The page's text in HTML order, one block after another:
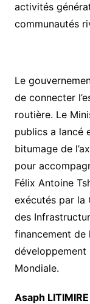
activités
communautés
Le
de connecter
routière. Le
publics a lancé
bitumage de
pour
Félix Antoine
exécutés par la
des
financement de
développement
Mondiale.
Asaph LITIMIRE